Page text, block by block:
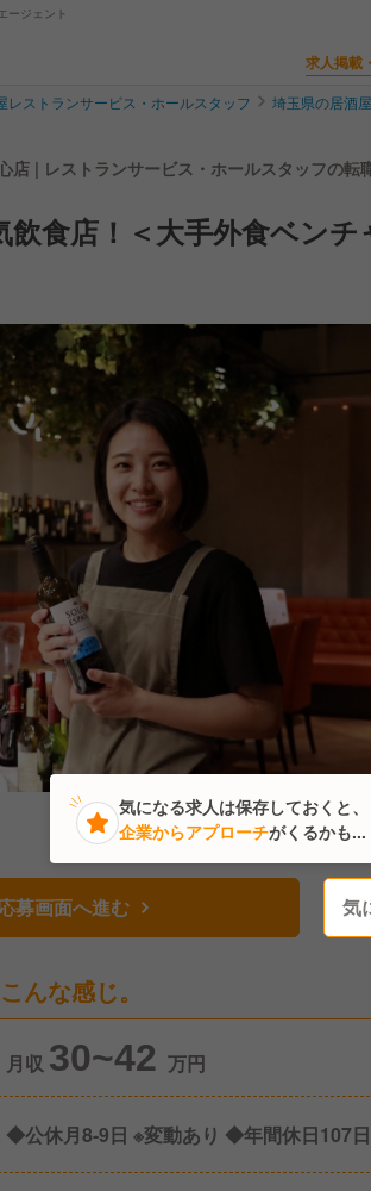
ージェント
求人掲載
レストランサービス・ホールスタッフ 埼玉県の居酒
店 | レストランサービス・ホールスタッフの転
食店！＜大手外食ベンチ
募画面へ進む 気
んな感じ。
月収 30~42 万円
◆公休月8-9日 ※変動あり ◆年間休日107
気
気になる求人は保存しておくと、
企業からアプローチがくるかも...